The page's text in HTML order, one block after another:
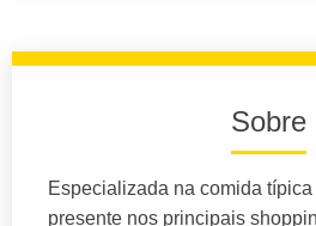
Sobre
Especializada na comida
presente nos principais